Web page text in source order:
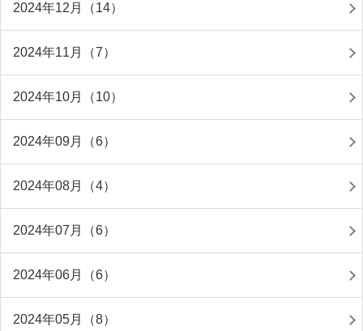
2024年12月（14）
2024年11月（7）
2024年10月（10）
2024年09月（6）
2024年08月（4）
2024年07月（6）
2024年06月（6）
2024年05月（8）